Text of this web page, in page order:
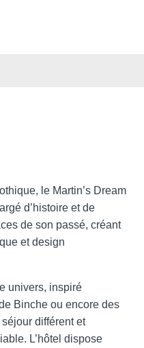
le Martin’s Dream
d’histoire et de
de son passé, créant
et design
univers, inspiré
Binche ou encore des
différent et
L’hôtel dispose